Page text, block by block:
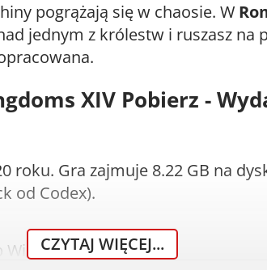
pogrążają się w chaosie. W
jednym z królestw i ruszasz na
XIV Pobierz -
roku. Gra zajmuje 8.22 GB na
od Codex).
CZYTAJ WIĘCEJ...